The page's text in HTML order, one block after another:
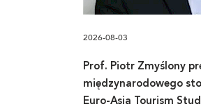
2026-08-03
Prof. Piotr Zmyślony
międzynarodowego
Euro-Asia Tourism